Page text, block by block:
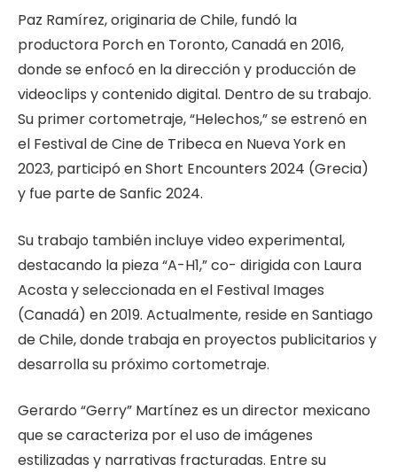
Paz Ramírez, originaria de Chile, fundó la
productora Porch en Toronto, Canadá en 2016,
donde se enfocó en la dirección y producción de
videoclips y contenido digital. Dentro de su trabajo.
Su primer cortometraje, “Helechos,” se estrenó en
el Festival de Cine de Tribeca en Nueva York en
2023, participó en Short Encounters 2024 (Grecia)
y fue parte de Sanfic 2024.
Su trabajo también incluye video experimental,
destacando la pieza “A-H1,” co- dirigida con Laura
Acosta y seleccionada en el Festival Images
(Canadá) en 2019. Actualmente, reside en Santiago
de Chile, donde trabaja en proyectos publicitarios y
desarrolla su próximo cortometraje.
Gerardo “Gerry” Martínez es un director mexicano
que se caracteriza por el uso de imágenes
estilizadas y narrativas fracturadas. Entre su